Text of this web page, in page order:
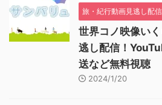
旅・紀行動画見逃し配信
世界コノ映像い
逃し配信！
送など無料視聴
2024/1/20